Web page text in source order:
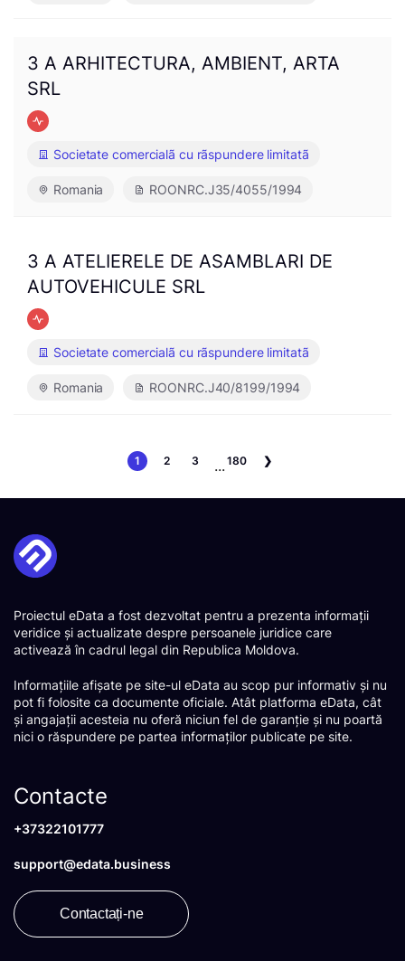
3 A ARHITECTURA, AMBIENT, ARTA
SRL
Societate comercialã cu rãspundere limitatã
Romania ROONRC.J35/4055/1994
3 A ATELIERELE DE ASAMBLARI DE
AUTOVEHICULE SRL
Societate comercialã cu rãspundere limitatã
Romania ROONRC.J40/8199/1994
1 2 3 ... 180 ❯
Proiectul eData a fost dezvoltat pentru a prezenta informații
veridice și actualizate despre persoanele juridice care
activează în cadrul legal din Republica Moldova.
Informațiile afișate pe site-ul eData au scop pur informativ și nu
pot fi folosite ca documente oficiale. Atât platforma eData, cât
și angajații acesteia nu oferă niciun fel de garanție și nu poartă
nici o răspundere pe partea informaților publicate pe site.
Contacte
+37322101777
support@edata.business
Contactați-ne